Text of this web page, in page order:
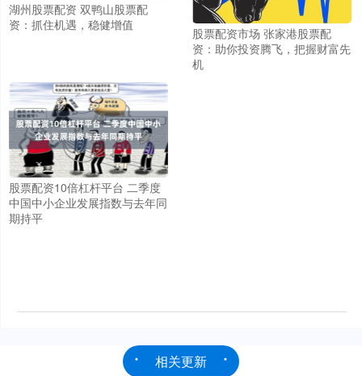
湖州股票配资 双鸭山股票配
资：抓住机遇，稳健增值
股票配资市场 张家港股票配
资：助你投资腾飞，把握财富先
机
股票配资10倍杠杆平台 二季度
中国中小企业发展指数与去年同
期持平
相关更新